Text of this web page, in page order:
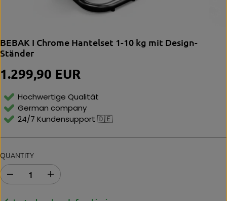
BEBAK I Chrome Hantelset 1-10 kg mit Design-
Ständer
R
P
I
C
E
1.299,90 EUR
Hochwertige Qualität
German company
24/7 Kundensupport 🇩🇪
QUANTITY
b
E
r